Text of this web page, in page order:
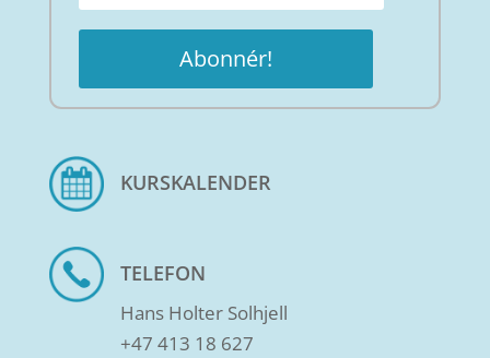
Abonnér!
KURSKALENDER
TELEFON
Hans Holter Solhjell
+47 413 18 627